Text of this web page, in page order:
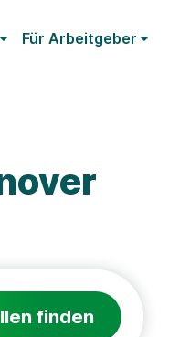
Für Arbeitgeber
finden